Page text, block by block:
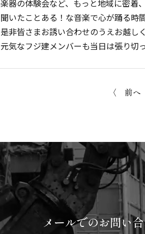
楽器の体験会など、もっと地域に密着
聞いたことある！な音楽で心が踊る時
是非皆さまお誘い合わせのうえお越し
元気なフジ建メンバーも当日は張り切
〈 前へ
メールでのお問い